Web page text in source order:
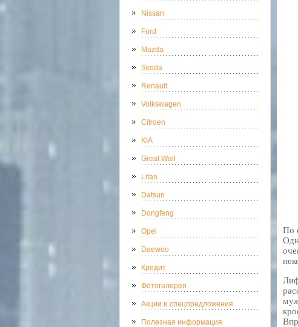
Nissan
Ford
Mazda
Skoda
Renault
Volkswagen
Citroen
KIA
Great Wall
Lifan
Datsun
Dongfeng
Opel
Daewoo
Кредит
Фотогалерея
Акции и спецпредложения
Полезная информация
По